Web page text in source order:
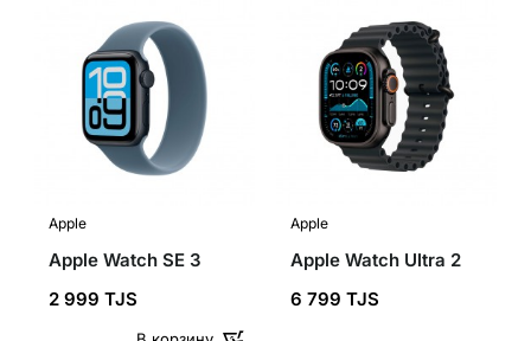
Apple
Apple Watch SE 3
2 999 TJS
Apple
Apple Watch Ultra 2
6 799 TJS